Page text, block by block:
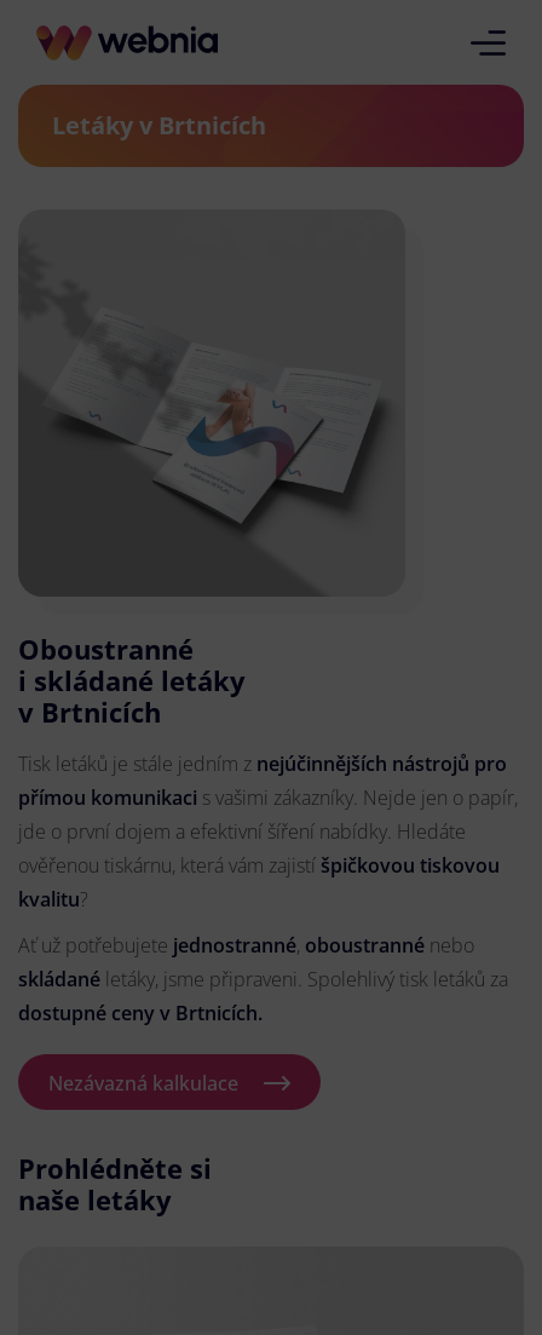
Letáky v Brtnicích
Oboustranné
i skládané letáky
v Brtnicích
Tisk letáků je stále jedním z nejúčinnějších nástrojů pro
přímou komunikaci s vašimi zákazníky. Nejde jen o papír,
jde o první dojem a efektivní šíření nabídky. Hledáte
ověřenou tiskárnu, která vám zajistí špičkovou tiskovou
kvalitu?
Ať už potřebujete jednostranné, oboustranné nebo
skládané letáky, jsme připraveni. Spolehlivý tisk letáků za
dostupné ceny v Brtnicích.
Nezávazná kalkulace
Prohlédněte si
naše letáky